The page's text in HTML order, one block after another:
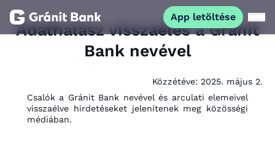
App letöltése
Magánszemélyeknek
Vállalkozásoknak
Adathalász visszaélés a Gránit
Bank nevével
Közzétéve: 2025. május 2.
Csalók a Gránit Bank nevével és arculati elemeivel
visszaélve hirdetéseket jelenítenek meg közösségi
médiában.